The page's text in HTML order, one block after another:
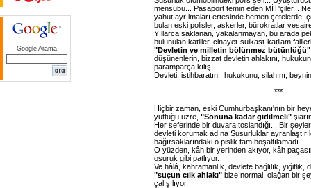
Google Arama
mensubu... Pasaport temin eden MİT'çiler...
yahut ayrılmaları ertesinde hemen çetelerde,
bulan eski polisler, askerler, bürokratlar
Yıllarca saklanan, yakalanmayan, bu arada
bulunulan katiller, cinayet-suikast-katliam
"Devletin ve milletin bölünmez
düşünenlerin, bizzat devletin ahlakını,
paramparça kılışı.
Devleti, istihbaratını, hukukunu, silahını,
***
Hiçbir zaman, eski Cumhurbaşkanı'nın bir
yuttuğu üzre, "Sonuna kadar gidilmeli"
Her seferinde bir duvara toslandığı... Bir
devleti korumak adına Susurluklar
bağırsaklarındaki o pislik tam boşaltılamadı.
O yüzden, kâh bir yerinden akıyor, kâh
osuruk gibi patlıyor.
Ve hâlâ, kahramanlık, devlete bağlılık, yiğitlik,
"suçun cılk ahlakı" bize normal, olağan bir
çalışılıyor.